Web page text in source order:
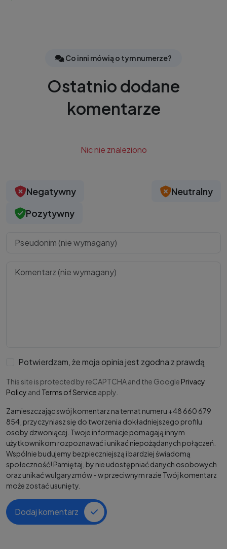
Co inni mówią o tym numerze?
Ostatnio dodane
komentarze
Nic nie znaleziono
Negatywny
Neutralny
Pozytywny
Potwierdzam, że moja opinia jest zgodna z prawdą
This site is protected by reCAPTCHA and the Google Privacy
Policy and Terms of Service apply.
Zamieszczając swój komentarz na temat numeru +48 660 679
854, przyczyniasz się do tworzenia dokładniejszego profilu
osoby dzwoniącej. Twoje informacje pomagają innym
użytkownikom rozpoznawać i unikać niepożądanych połączeń.
Wspólnie budujemy bezpieczniejszą i bardziej świadomą
społeczność! Pamiętaj, by nie udostępniać danych osobowych
oraz unikać wulgaryzmów - w przeciwnym razie Twój komentarz
może zostać usunięty.
Dodaj komentarz